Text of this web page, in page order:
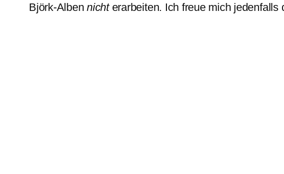
Björk-Albennichterarbeiten. Ich freue mich jedenfalls